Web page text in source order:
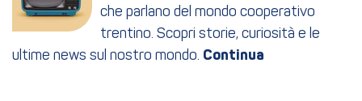
che parlano del mondo cooperativo
trentino. Scopri storie, curiosità e le
ultime news sul nostro mondo.